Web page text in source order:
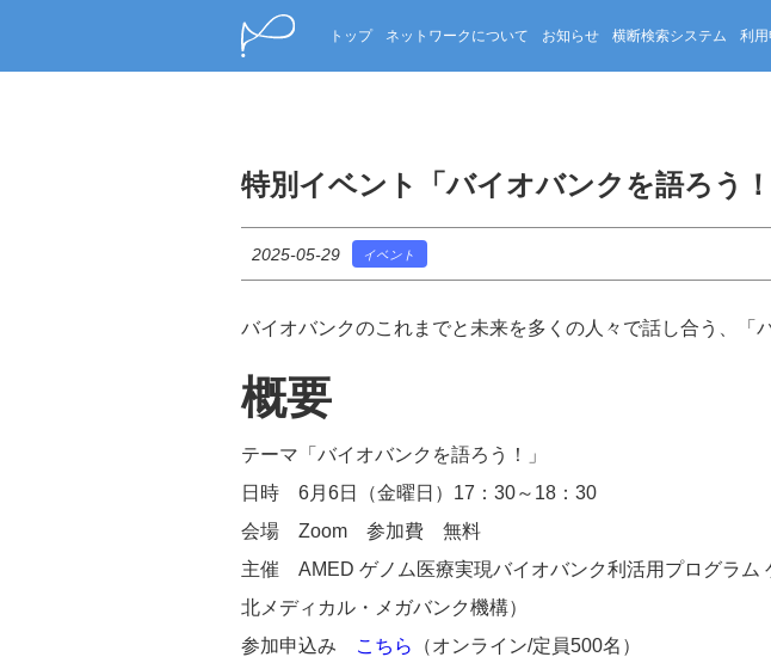
トップ ネットワークについて お知らせ 横断検索システム 利
特別イベント「バイオバンクを語ろう
2025-05-29 イベント
バイオバンクのこれまでと未来を多くの人々で話し合う、「
概要
テーマ「バイオバンクを語ろう！」
日時 6月6日（金曜日）17：30～18：30
会場 Zoom 参加費 無料
主催 AMED ゲノム医療実現バイオバンク利活用プログラ
北メディカル・メガバンク機構）
参加申込み
こちら
（オンライン/定員500名）